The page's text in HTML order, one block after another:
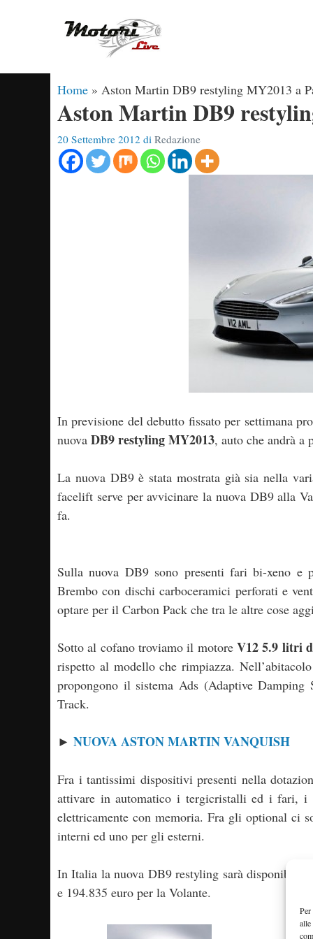
Home » Aston Martin DB9 restyling MY2013 a
Aston Martin DB9
20 Settembre 2012 di Redazione
In previsione del debutto fissato per settimana
nuova DB9 restyling MY2013, auto che andrà a
La nuova DB9 è stata mostrata già sia nella
facelift serve per avvicinare la nuova DB9 alla
fa.
Sulla nuova DB9 sono presenti fari bi-xeno e
Brembo con dischi carboceramici perforati e
optare per il Carbon Pack che tra le altre cose
Sotto al cofano troviamo il motoreV12 5.9 litri
rispetto al modello che rimpiazza.
propongono il sistema Ads (Adaptive Damping
Track.
► NUOVA ASTON MARTIN VANQUISH
Fra i tantissimi dispositivi presenti nella
attivare in automatico i tergicristalli ed i fari,
elettricamente con memoria. Fra gli optional ci
interni ed uno per gli esterni.
In Italia la nuova DB9 restyling sarà disponibile
e 194.835 euro per la Volante.